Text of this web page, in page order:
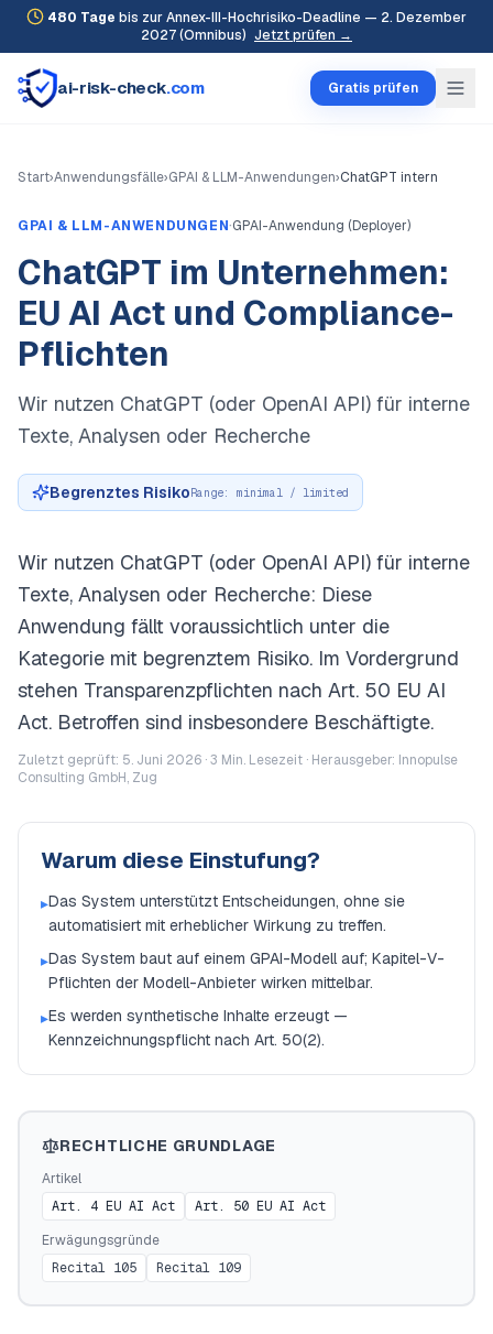
480 Tage bis zur Annex-III-Hochrisiko-Deadline — 2. Dezember
2027 (Omnibus) Jetzt prüfen →
ai-risk-check.com Gratis prüfen
Start›Anwendungsfälle›GPAI & LLM-Anwendungen›ChatGPT intern
GPAI & LLM-ANWENDUNGEN·GPAI-Anwendung (Deployer)
ChatGPT im Unternehmen:
EU AI Act und Compliance-
Pflichten
Wir nutzen ChatGPT (oder OpenAI API) für interne
Texte, Analysen oder Recherche
Begrenztes RisikoRange: minimal / limited
Wir nutzen ChatGPT (oder OpenAI API) für interne
Texte, Analysen oder Recherche: Diese
Anwendung fällt voraussichtlich unter die
Kategorie mit begrenztem Risiko. Im Vordergrund
stehen Transparenzpflichten nach Art. 50 EU AI
Act. Betroffen sind insbesondere Beschäftigte.
Zuletzt geprüft: 5. Juni 2026 ·3 Min. Lesezeit · Herausgeber: Innopulse
Consulting GmbH, Zug
Warum diese Einstufung?
▸Das System unterstützt Entscheidungen, ohne sie
automatisiert mit erheblicher Wirkung zu treffen.
▸Das System baut auf einem GPAI-Modell auf; Kapitel-V-
Pflichten der Modell-Anbieter wirken mittelbar.
▸Es werden synthetische Inhalte erzeugt —
Kennzeichnungspflicht nach Art. 50(2).
RECHTLICHE GRUNDLAGE
Artikel
Art. 4 EU AI Act
Art. 50 EU AI Act
Erwägungsgründe
Recital 105
Recital 109